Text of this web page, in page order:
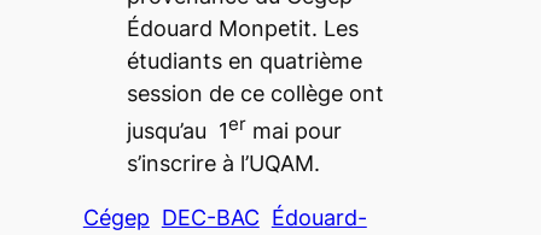
Édouard Monpetit. Les
étudiants en quatrième
session de ce collège ont
jusqu’au 1ermai pour
s’inscrire à l’UQAM.
Cégep DEC-BAC Édouard-